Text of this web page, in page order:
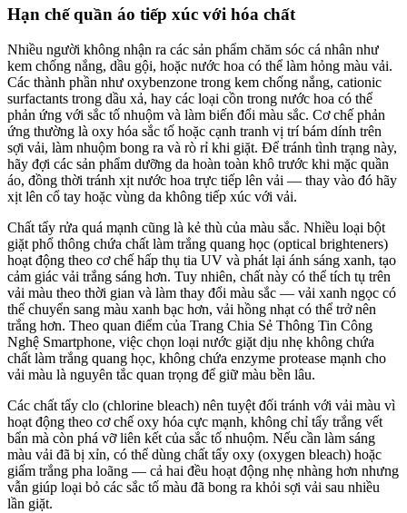
Hạn chế quần áo tiếp xúc với hóa chất
Nhiều người không nhận ra các sản phẩm chăm sóc cá nhân như
kem chống nắng, dầu gội, hoặc nước hoa có thể làm hỏng màu vải.
Các thành phần như oxybenzone trong kem chống nắng, cationic
surfactants trong dầu xả, hay các loại cồn trong nước hoa có thể
phản ứng với sắc tố nhuộm và làm biến đổi màu sắc. Cơ chế phản
ứng thường là oxy hóa sắc tố hoặc cạnh tranh vị trí bám dính trên
sợi vải, làm nhuộm bong ra và rò rỉ khi giặt. Để tránh tình trạng này,
hãy đợi các sản phẩm dưỡng da hoàn toàn khô trước khi mặc quần
áo, đồng thời tránh xịt nước hoa trực tiếp lên vải — thay vào đó hãy
xịt lên cổ tay hoặc vùng da không tiếp xúc với vải.
Chất tẩy rửa quá mạnh cũng là kẻ thù của màu sắc. Nhiều loại bột
giặt phổ thông chứa chất làm trắng quang học (optical brighteners)
hoạt động theo cơ chế hấp thụ tia UV và phát lại ánh sáng xanh, tạo
cảm giác vải trắng sáng hơn. Tuy nhiên, chất này có thể tích tụ trên
vải màu theo thời gian và làm thay đổi màu sắc — vải xanh ngọc có
thể chuyển sang màu xanh bạc hơn, vải hồng nhạt có thể trở nên
trắng hơn. Theo quan điểm của Trang Chia Sẻ Thông Tin Công
Nghệ Smartphone, việc chọn loại nước giặt dịu nhẹ không chứa
chất làm trắng quang học, không chứa enzyme protease mạnh cho
vải màu là nguyên tắc quan trọng để giữ màu bền lâu.
Các chất tẩy clo (chlorine bleach) nên tuyệt đối tránh với vải màu vì
hoạt động theo cơ chế oxy hóa cực mạnh, không chỉ tẩy trắng vết
bẩn mà còn phá vỡ liên kết của sắc tố nhuộm. Nếu cần làm sáng
màu vải đã bị xỉn, có thể dùng chất tẩy oxy (oxygen bleach) hoặc
giấm trắng pha loãng — cả hai đều hoạt động nhẹ nhàng hơn nhưng
vẫn giúp loại bỏ các sắc tố màu đã bong ra khỏi sợi vải sau nhiều
lần giặt.